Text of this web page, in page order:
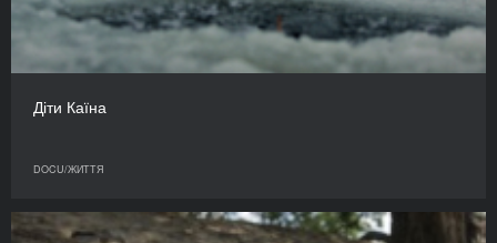
Діти Каїна
DOCU/ЖИТТЯ